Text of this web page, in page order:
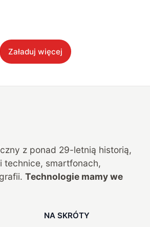
Załaduj więcej
z ponad 29-letnią historią,
technice, smartfonach,
Technologie mamy we
NA SKRÓTY